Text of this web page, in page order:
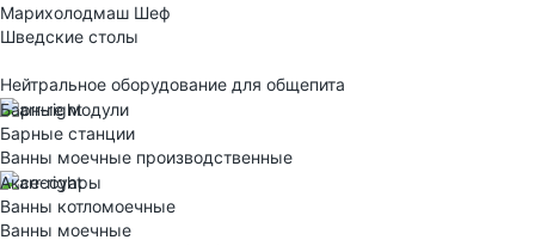
Марихолодмаш Шеф
Шведские столы
Нейтральное оборудование для общепита
Барные модули
Барные станции
Ванны моечные производственные
Аксессуары
Ванны котломоечные
Ванны моечные